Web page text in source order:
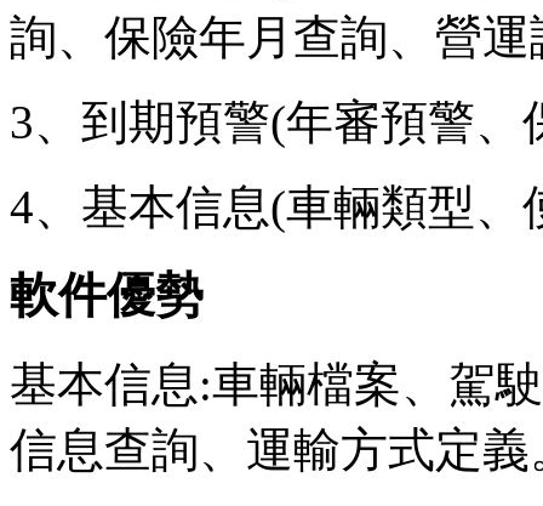
詢、保險年月查詢、營
3、到期預警(年審預警
4、基本信息(車輛類型
軟件優勢
基本信息:車輛檔案、駕
信息查詢、運輸方式定義